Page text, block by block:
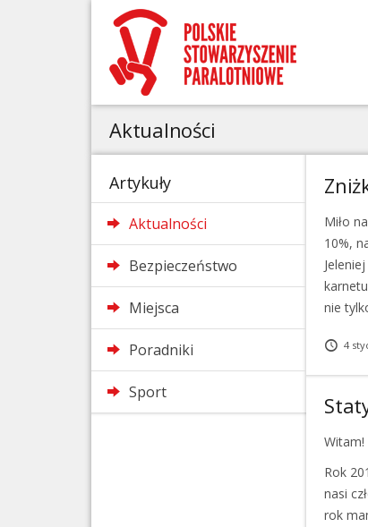
Aktualności
Artykuły
Aktualności
Bezpieczeństwo
Miejsca
Poradniki
Sport
Miło
10%,
nie
4
Witam!
Rok
nasi
rok